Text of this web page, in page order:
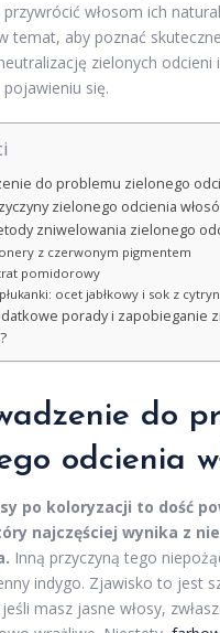
włosom ich
temat, aby poznać
zielonych odcieni
się.
do problemu zielonego
zielonego odcienia
zniwelowania zielonego
z czerwonym pigmentem
pomidorowy
ocet jabłkowy i sok z
porady i zapobieganie
do
odcienia
po koloryzacji to dość
najczęściej wynika z
Inną przyczyną tego
indygo. Zjawisko to jest
masz jasne włosy,